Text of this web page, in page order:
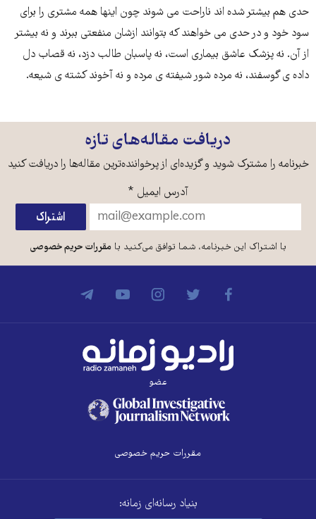
حدی هم بیشتر شده اند ناراحت می شوند چون اینها همه مشتری را برای
سود خود و در حدی می خواهند که بتوانند ازشان منفعتی ببرند و نه بیشتر
از آن. نه پزشک عاشق بیماری است، نه پاسبان طالب دزد، نه قصاب دل
داده ی گوسفند، نه مرده شور شیفته ی مرده و نه آخوند کشته ی شیعه.
دریافت مقاله‌های تازه
خبرنامه را مشترک شوید و گزیده‌ای از پرخواننده‌ترین مقاله‌ها را دریافت کنید
آدرس ایمیل *
با اشتراک این خبرنامه، شما توافق می‌کنید بامقررات حریم خصوصی
عضو
مقررات حریم خصوصی
بنیاد رسانه‌ای زمانه: